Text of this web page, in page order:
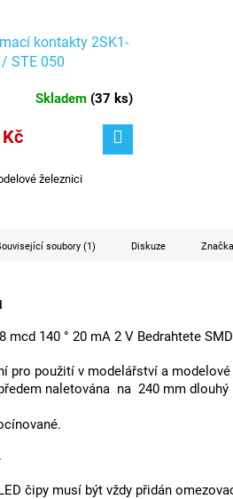
kontakty 2SK1-
/ STE 050
Skladem (37 ks)
železnici
soubory (1) Diskuze Značka
mcd 140 ° 20 mA 2 V Bedrahtete
pro použití v modelářství a
naletována na 240 mm
čipy musí být vždy přidán